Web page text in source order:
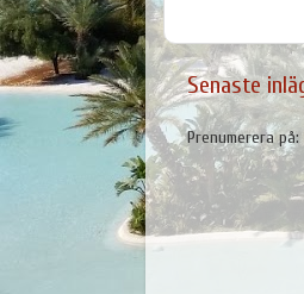
Senaste
Prenumerera på: